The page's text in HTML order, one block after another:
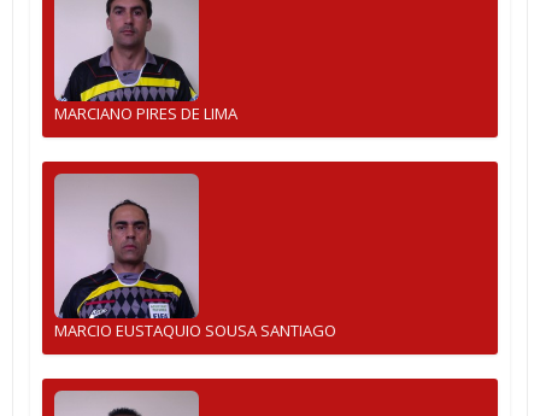
MARCIANO PIRES DE LIMA
MARCIO EUSTAQUIO SOUSA SANTIAGO